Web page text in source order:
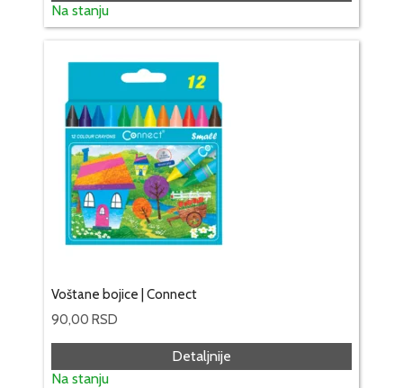
Na stanju
Voštane bojice | Connect
90,00 RSD
Detaljnije
Na stanju